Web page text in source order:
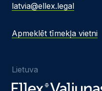
latvia@ellex.legal
Apmeklēt tīmekļa vietni
Lietuva